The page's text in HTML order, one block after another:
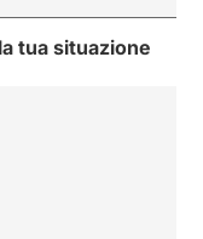
tua situazione